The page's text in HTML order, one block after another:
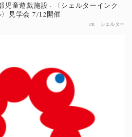
児童遊戯施設 - 〈シェルターインク
見学会 7/12開催
PR シェルター